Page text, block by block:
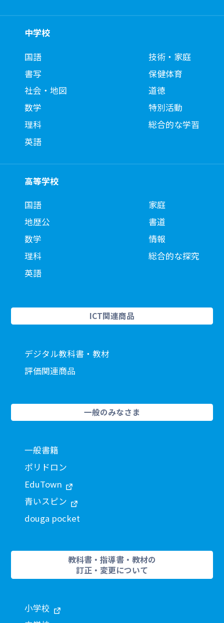
中学校
国語
書写
社会・地図
数学
理科
英語
技術・家庭
保健体育
道徳
特別活動
総合的な学習
高等学校
国語
地歴公
数学
理科
英語
家庭
書道
情報
総合的な探究
ICT関連商品
デジタル教科書・教材
評価関連商品
一般のみなさま
一般書籍
ポリドロン
EduTown
青いスピン
douga pocket
教科書・指導書・教材の
訂正・変更について
小学校